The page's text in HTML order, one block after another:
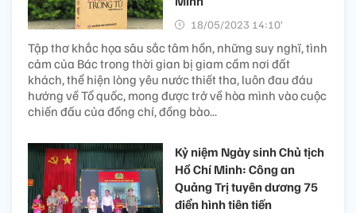
18/05/2023 14:10’
Tập thơ khắc họa sâu sắc tâm hồn, những suy nghĩ, tình
cảm của Bác trong thời gian bị giam cầm nơi đất
khách, thể hiện lòng yêu nước thiết tha, luôn đau đáu
hướng về Tổ quốc, mong được trở về hòa mình vào cuộc
chiến đấu của đồng chí, đồng bào...
Kỷ niệm Ngày sinh Chủ tịch
Hồ Chí Minh: Công an
Quảng Trị tuyên dương 75
điển hình tiên tiến